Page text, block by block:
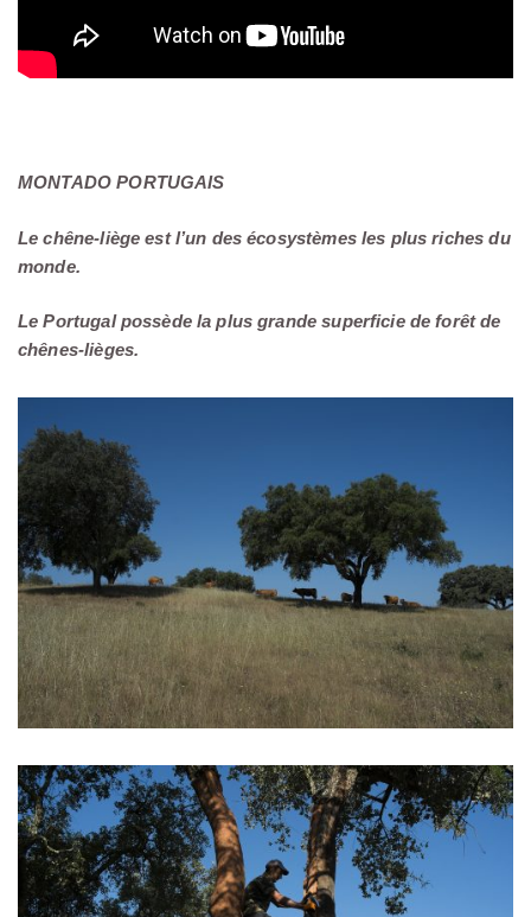
MONTADO PORTUGAIS
Le chêne-liège est l’un des écosystèmes les plus riches du
monde.
Le Portugal possède la plus grande superficie de forêt de
chênes-lièges.